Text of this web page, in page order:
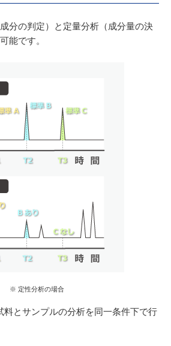
分の判定）と定量分析（成分量の決
能です。
※ 定性分析の場合
料とサンプルの分析を同一条件下で行